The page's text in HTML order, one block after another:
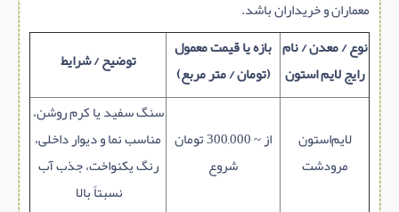
معماران و خریداران باشد.
نوع / معدن / نام
رایج لایم‌ استون
بازه یا قیمت معمول
(تومان / متر مربع)
توضیح / شرایط
لایم‌استون
مرودشت
از ~ 300,000 تومان
شروع
سنگ سفید یا کرم روشن،
مناسب نما و دیوار داخلی،
رنگ یکنواخت، جذب آب
نسبتاً بالا